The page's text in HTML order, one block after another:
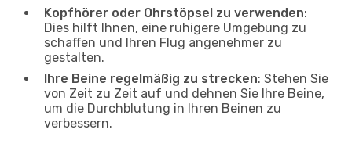
Kopfhörer oder Ohrstöpsel zu verwenden:
Dies hilft Ihnen, eine ruhigere Umgebung zu
schaffen und Ihren Flug angenehmer zu
gestalten.
Ihre Beine regelmäßig zu strecken: Stehen Sie
von Zeit zu Zeit auf und dehnen Sie Ihre Beine,
um die Durchblutung in Ihren Beinen zu
verbessern.